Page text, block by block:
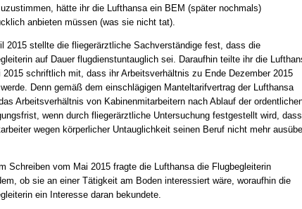
hätte ihr die Lufthansa ein BEM (später nochmals)
anbieten müssen (was sie nicht tat).
2015 stellte die fliegerärztliche Sachverständige fest, dass die
auf Dauer flugdienstuntauglich sei. Daraufhin teilte ihr die
2015 schriftlich mit, dass ihr Arbeitsverhältnis zu Ende Dezember 2015
Denn gemäß dem einschlägigen Manteltarifvertrag der Lufthansa
Arbeitsverhältnis von Kabinenmitarbeitern nach Ablauf der
wenn durch fliegerärztliche Untersuchung festgestellt wird, dass
wegen körperlicher Untauglichkeit seinen Beruf nicht mehr
Schreiben vom Mai 2015 fragte die Lufthansa die Flugbegleiterin
ob sie an einer Tätigkeit am Boden interessiert wäre, woraufhin die
ein Interesse daran bekundete.